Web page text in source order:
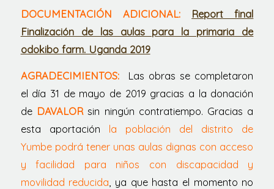
DOCUMENTACIÓN ADICIONAL: Report final
Finalización de las aulas para la primaria de
odokibo farm. Uganda 2019
AGRADECIMIENTOS: Las obras se completaron
el día 31 de mayo de 2019 gracias a la donación
de DAVALORsin ningún contratiempo. Gracias a
esta aportación la población del distrito de
Yumbe podrá tener unas aulas dignas con acceso
y facilidad para niños con discapacidad y
movilidad reducida , ya que hasta el momento no